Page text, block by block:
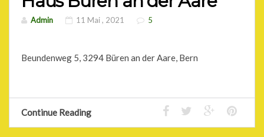
Admin 11 Mai , 2021 5
Beundenweg 5, 3294 Büren an der Aare, Bern
Continue Reading